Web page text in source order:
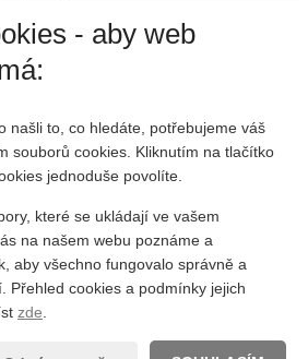
v živnostenském rejstříku
- aby web
našli to, co hledáte, potřebujeme váš
souborů cookies. Kliknutím na tlačítko
jednoduše povolíte.
které se ukládají ve vašem
na našem webu poznáme a
aby všechno fungovalo správně a
Přehled cookies a podmínky jejich
zde